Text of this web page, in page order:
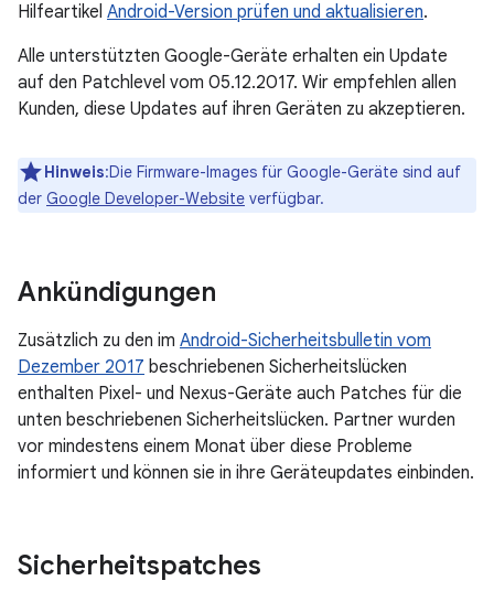
Hilfeartikel Android-Version prüfen und aktualisieren.
Alle unterstützten Google-Geräte erhalten ein Update
auf den Patchlevel vom 05.12.2017. Wir empfehlen allen
Kunden, diese Updates auf ihren Geräten zu akzeptieren.
Hinweis:Die Firmware-Images für Google-Geräte sind auf
der Google Developer-Website verfügbar.
Ankündigungen
Zusätzlich zu den im Android-Sicherheitsbulletin vom
Dezember 2017 beschriebenen Sicherheitslücken
enthalten Pixel- und Nexus-Geräte auch Patches für die
unten beschriebenen Sicherheitslücken. Partner wurden
vor mindestens einem Monat über diese Probleme
informiert und können sie in ihre Geräteupdates einbinden.
Sicherheitspatches